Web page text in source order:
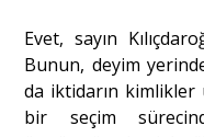
Evet, sayın
Bunun, deyim
da iktidarın
bir seçim